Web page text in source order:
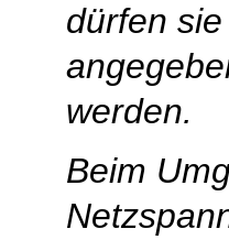
dürfen
werden.
Beim